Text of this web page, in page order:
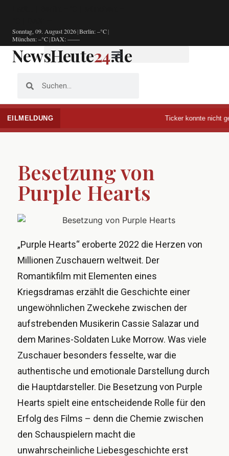
Sonntag, 09. August 2026|Berlin: –°C|
München: –°C|DAX: ——
NewsHeute24.de
EILMELDUNG Ticker konnte nicht
Besetzung von
Purple Hearts
„Purple Hearts“ eroberte 2022 die Herzen von
Millionen Zuschauern weltweit. Der
Romantikfilm mit Elementen eines
Kriegsdramas erzählt die Geschichte einer
ungewöhnlichen Zweckehe zwischen der
aufstrebenden Musikerin Cassie Salazar und
dem Marines-Soldaten Luke Morrow. Was viele
Zuschauer besonders fesselte, war die
authentische und emotionale Darstellung durch
die Hauptdarsteller. Die Besetzung von Purple
Hearts spielt eine entscheidende Rolle für den
Erfolg des Films – denn die Chemie zwischen
den Schauspielern macht die
unwahrscheinliche Liebesgeschichte erst